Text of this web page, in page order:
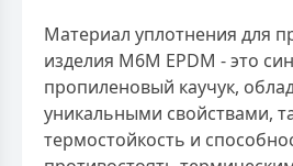
Материал уплотнения для
изделия M6M EPDM - это
пропиленовый каучук,
уникальными свойствами,
термостойкость и